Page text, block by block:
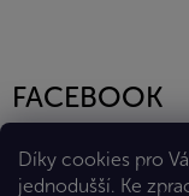
Díky cookies pro
jednodušší. Ke
FACEBOOK